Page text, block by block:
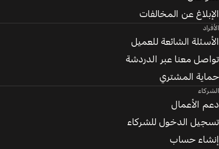
الإبلاغ عن المخالفات
الأفراد
الأسئلة الشائعة للعميل
تواصل معنا عبر الدردشة
حماية المشتري
الشركاء
دعم الأعمال
تسجيل الدخول للشركاء
إنشاء حساب